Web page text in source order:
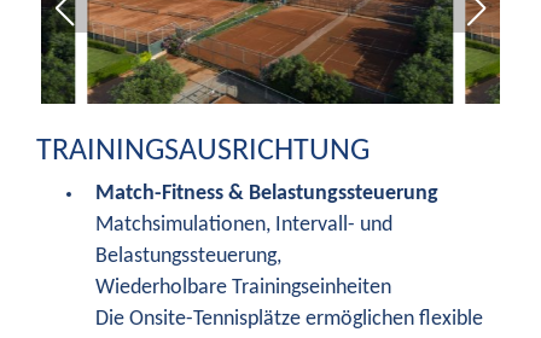
TRAININGSAUSRICHTUNG
Match-Fitness & Belastungssteuerung
Matchsimulationen, Intervall- und
Belastungssteuerung,
Wiederholbare Trainingseinheiten
Die Onsite-Tennisplätze ermöglichen flexible